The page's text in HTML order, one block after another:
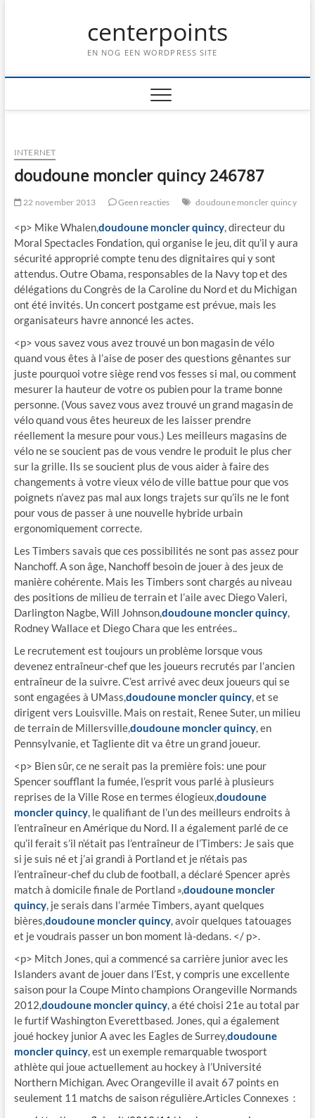
centerpoints
EN NOG EEN WORDPRESS SITE
INTERNET
doudoune moncler quincy 246787
22 november 2013 Geen reacties doudoune moncler quincy
<p> Mike Whalen,doudoune moncler quincy, directeur du
Moral Spectacles Fondation, qui organise le jeu, dit qu’il y aura
sécurité approprié compte tenu des dignitaires qui y sont
attendus. Outre Obama, responsables de la Navy top et des
délégations du Congrès de la Caroline du Nord et du Michigan
ont été invités. Un concert postgame est prévue, mais les
organisateurs havre annoncé les actes.
<p> vous savez vous avez trouvé un bon magasin de vélo
quand vous êtes à l’aise de poser des questions gênantes sur
juste pourquoi votre siège rend vos fesses si mal, ou comment
mesurer la hauteur de votre os pubien pour la trame bonne
personne. (Vous savez vous avez trouvé un grand magasin de
vélo quand vous êtes heureux de les laisser prendre
réellement la mesure pour vous.) Les meilleurs magasins de
vélo ne se soucient pas de vous vendre le produit le plus cher
sur la grille. Ils se soucient plus de vous aider à faire des
changements à votre vieux vélo de ville battue pour que vos
poignets n’avez pas mal aux longs trajets sur qu’ils ne le font
pour vous de passer à une nouvelle hybride urbain
ergonomiquement correcte.
Les Timbers savais que ces possibilités ne sont pas assez pour
Nanchoff. A son âge, Nanchoff besoin de jouer à des jeux de
manière cohérente. Mais les Timbers sont chargés au niveau
des positions de milieu de terrain et l’aile avec Diego Valeri,
Darlington Nagbe, Will Johnson,doudoune moncler quincy,
Rodney Wallace et Diego Chara que les entrées..
Le recrutement est toujours un problème lorsque vous
devenez entraîneur-chef que les joueurs recrutés par l’ancien
entraîneur de la suivre. C’est arrivé avec deux joueurs qui se
sont engagées à UMass,doudoune moncler quincy, et se
dirigent vers Louisville. Mais on restait, Renee Suter, un milieu
de terrain de Millersville,doudoune moncler quincy, en
Pennsylvanie, et Tagliente dit va être un grand joueur.
<p> Bien sûr, ce ne serait pas la première fois: une pour
Spencer soufflant la fumée, l’esprit vous parlé à plusieurs
reprises de la Ville Rose en termes élogieux,doudoune
moncler quincy, le qualifiant de l’un des meilleurs endroits à
l’entraîneur en Amérique du Nord. Il a également parlé de ce
qu’il ferait s’il n’était pas l’entraîneur de l’Timbers: Je sais que
si je suis né et j’ai grandi à Portland et je n’étais pas
l’entraîneur-chef du club de football, a déclaré Spencer après
match à domicile finale de Portland »,doudoune moncler
quincy, je serais dans l’armée Timbers, ayant quelques
bières,doudoune moncler quincy, avoir quelques tatouages ​​
et je voudrais passer un bon moment là-dedans. </ p>.
<p> Mitch Jones, qui a commencé sa carrière junior avec les
Islanders avant de jouer dans l’Est, y compris une excellente
saison pour la Coupe Minto champions Orangeville Normands
2012,doudoune moncler quincy, a été choisi 21e au total par
le furtif Washington Everettbased. Jones, qui a également
joué hockey junior A avec les Eagles de Surrey,doudoune
moncler quincy, est un exemple remarquable twosport
athlète qui joue actuellement au hockey à l’Université
Northern Michigan. Avec Orangeville il avait 67 points en
seulement 11 matchs de saison régulière.Articles Connexes：